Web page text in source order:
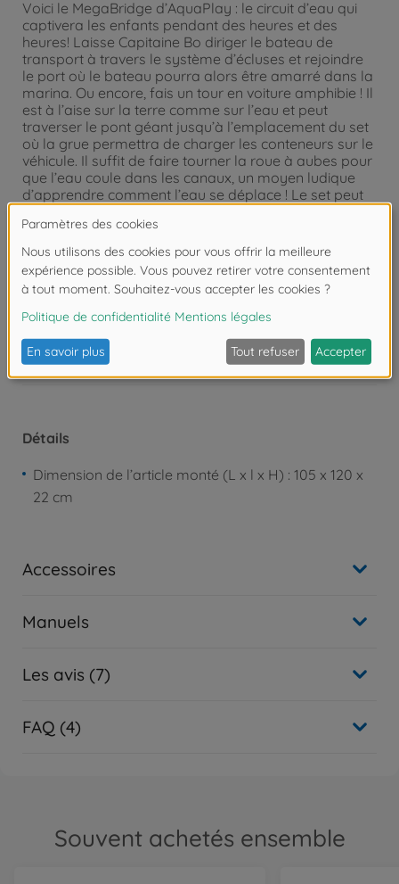
Voici le MegaBridge d’AquaPlay : le circuit d’eau qui
captivera les enfants pendant des heures et des
heures! Laisse Capitaine Bo diriger le bateau de
transport à travers le système d’écluses et rejoindre
le port où le bateau pourra alors être amarré dans la
marina. Ou encore, fais un tour en voiture amphibie ! Il
est à l’aise sur la terre comme sur l’eau et peut
traverser le pont géant jusqu’à l’emplacement du set
où la grue permettra de charger les conteneurs sur le
véhicule. Il suffit de faire tourner la roue à aubes pour
que l’eau coule dans les canaux, un moyen ludique
d’apprendre comment l’eau se déplace ! Le set peut
AquaPlay ou des extensions ! Dimensions de l’article
assemblé : 105 x 120 x 22 cm. Nombre de pièces : 35
Attention ! Ne convient pas aux enfants de
moins de 3 ans. Risque d'asphyxie lié à la
présence de pièces de petite taille.
Détails
Dimension de l’article monté (L x l x H) : 105 x 120 x
22 cm
Accessoires
Manuels
Les avis (7)
FAQ (4)
Souvent achetés ensemble